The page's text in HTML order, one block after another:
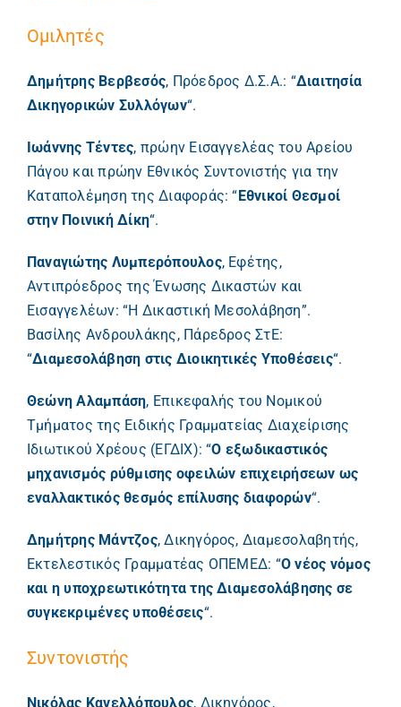
Ομιλητές
Δημήτρης Βερβεσός, Πρόεδρος Δ.Σ.Α.: “Διαιτησία
Δικηγορικών Συλλόγων“.
Ιωάννης Τέντες, πρώην Εισαγγελέας του Αρείου
Πάγου και πρώην Εθνικός Συντονιστής για την
Καταπολέμηση της Διαφοράς: “Εθνικοί Θεσμοί
στην Ποινική Δίκη“.
Παναγιώτης Λυμπερόπουλος, Εφέτης,
Αντιπρόεδρος της Ένωσης Δικαστών και
Εισαγγελέων: “Η Δικαστική Μεσολάβηση”.
Βασίλης Ανδρουλάκης, Πάρεδρος ΣτΕ:
“Διαμεσολάβηση στις Διοικητικές Υποθέσεις“.
Θεώνη Αλαμπάση, Επικεφαλής του Νομικού
Τμήματος της Ειδικής Γραμματείας Διαχείρισης
Ιδιωτικού Χρέους (ΕΓΔΙΧ): “Ο εξωδικαστικός
μηχανισμός ρύθμισης οφειλών επιχειρήσεων ως
εναλλακτικός θεσμός επίλυσης διαφορών“.
Δημήτρης Μάντζος, Δικηγόρος, Διαμεσολαβητής,
Εκτελεστικός Γραμματέας ΟΠΕΜΕΔ: “Ο νέος νόμος
και η υποχρεωτικότητα της Διαμεσολάβησης σε
συγκεκριμένες υποθέσεις“.
Συντονιστής
Νικόλας Κανελλόπουλος, Δικηγόρος,